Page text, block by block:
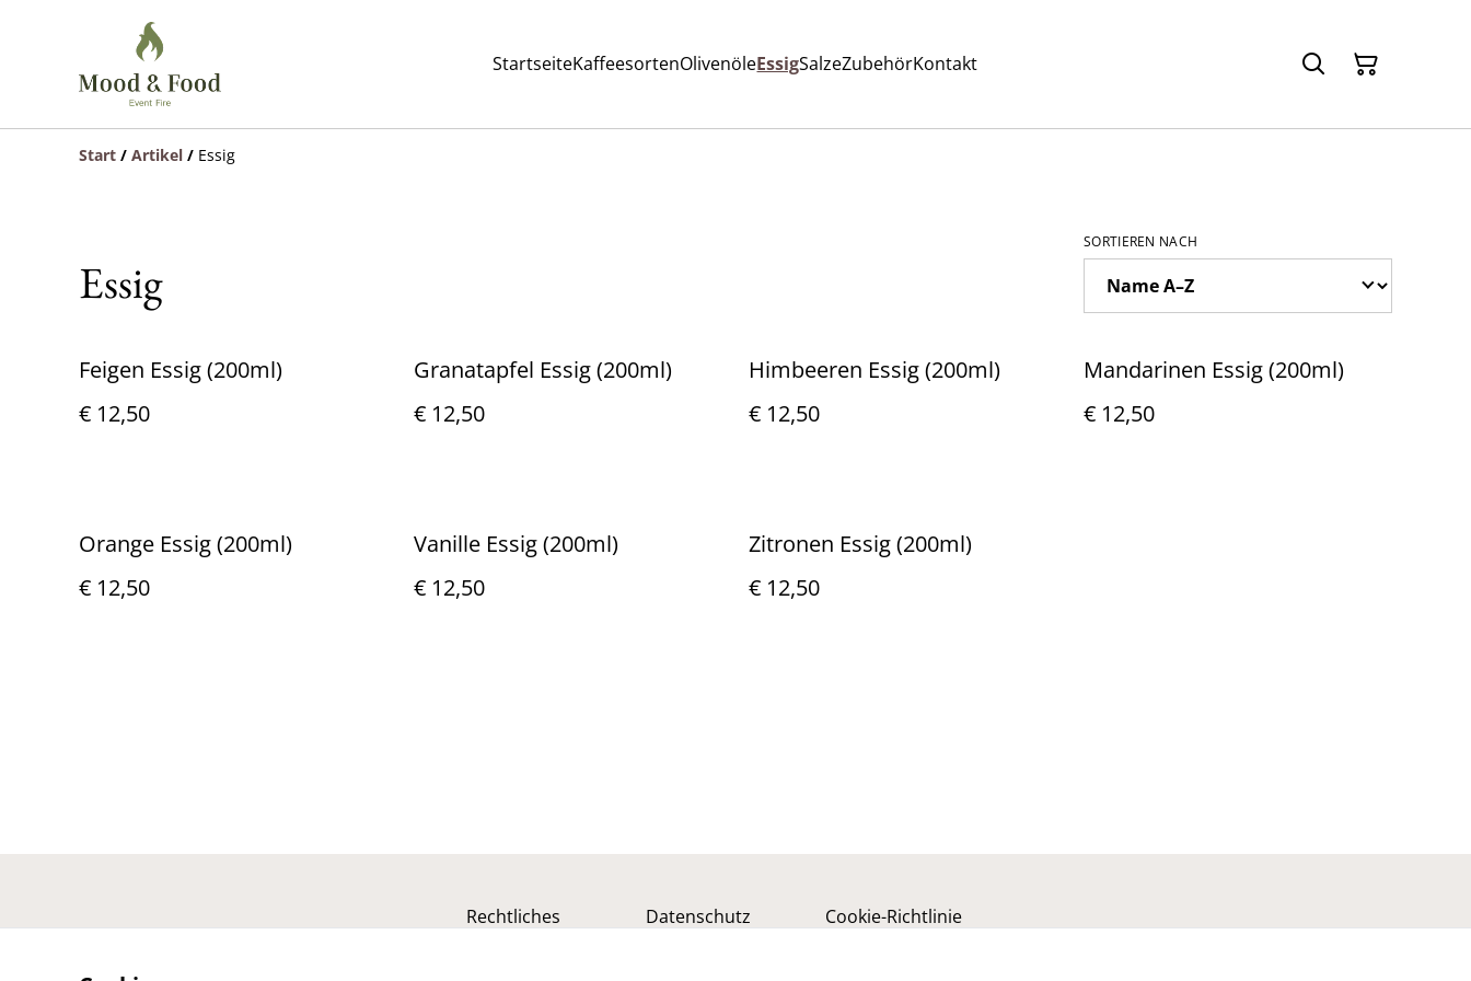
StartseiteKaffeesortenOlivenöleEssigSalzeZubehörKontakt
Start / Artikel / Essig
Essig
SORTIEREN NACH
Feigen Essig (200ml)
€ 12,50
Granatapfel Essig (200ml)
€ 12,50
Himbeeren Essig (200ml)
€ 12,50
Mandarinen Essig (200ml)
€ 12,50
Orange Essig (200ml)
€ 12,50
Vanille Essig (200ml)
€ 12,50
Zitronen Essig (200ml)
€ 12,50
Rechtliches Datenschutz Cookie-Richtlinie